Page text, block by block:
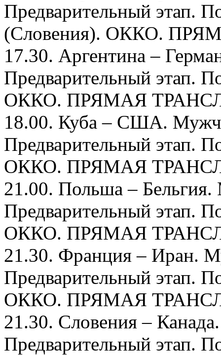
Предварительный этап.
(Словения). ОККО.
17.30. Аргентина –
Предварительный этап.
ОККО. ПРЯМАЯ
18.00. Куба – США.
Предварительный этап.
ОККО. ПРЯМАЯ
21.00. Польша –
Предварительный этап.
ОККО. ПРЯМАЯ
21.30. Франция – Иран.
Предварительный этап.
ОККО. ПРЯМАЯ
21.30. Словения –
Предварительный этап.